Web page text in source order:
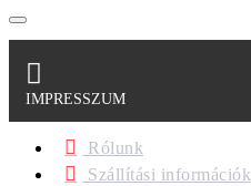
IMPRESSZUM
Rólunk
Szállítási információk